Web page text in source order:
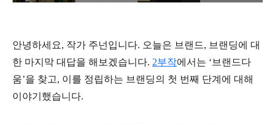
안녕하세요, 작가 주넌입니다. 오늘은 브랜드, 브랜딩에 대
한 마지막 대답을 해보겠습니다. 2부작에서는 ‘브랜드다
움’을 찾고, 이를 정립하는 브랜딩의 첫 번째 단계에 대해
이야기했습니다.